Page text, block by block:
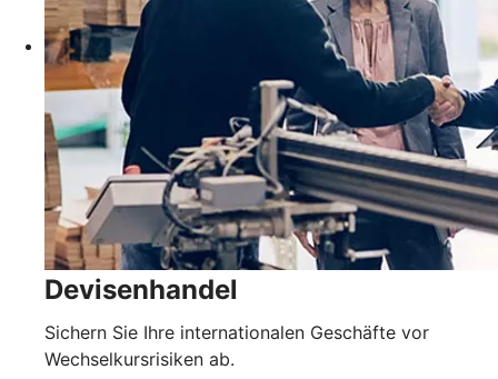
Devisenhandel
Sichern Sie Ihre internationalen Geschäfte vor
Wechselkursrisiken ab.